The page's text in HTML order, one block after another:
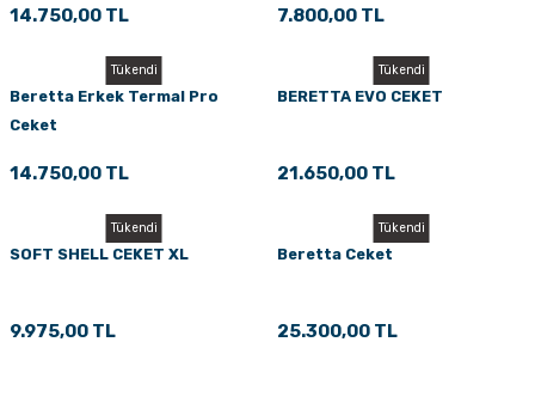
14.750,00 TL 7.800,00 TL
Tükendi
Beretta Erkek Termal Pro
Ceket
14.750,00 TL
Tükendi
BERETTA EVO CEKET
21.650,00 TL
Tükendi
SOFT SHELL CEKET XL
9.975,00 TL
Tükendi
Beretta Ceket
25.300,00 TL